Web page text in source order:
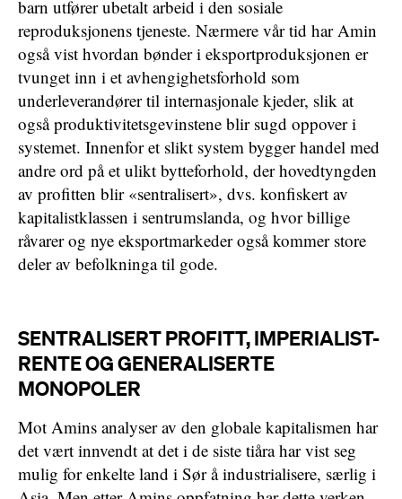
barn utfører ubetalt arbeid i den sosiale
reproduksjonens tjeneste. Nærmere vår tid har Amin
også vist hvordan bønder i eksportproduksjonen er
tvunget inn i et avhengighetsforhold som
underleverandører til internasjonale kjeder, slik at
også produktivitetsgevinstene blir sugd oppover i
systemet. Innenfor et slikt system bygger handel med
andre ord på et ulikt bytteforhold, der hovedtyngden
av profitten blir «sentralisert», dvs. konfiskert av
kapitalistklassen i sentrumslanda, og hvor billige
råvarer og nye eksportmarkeder også kommer store
deler av befolkninga til gode.
SENTRALISERT PROFITT, IMPERIALIST-
RENTE OG GENERALISERTE
MONOPOLER
Mot Amins analyser av den globale kapitalismen har
det vært innvendt at det i de siste tiåra har vist seg
mulig for enkelte land i Sør å industrialisere, særlig i